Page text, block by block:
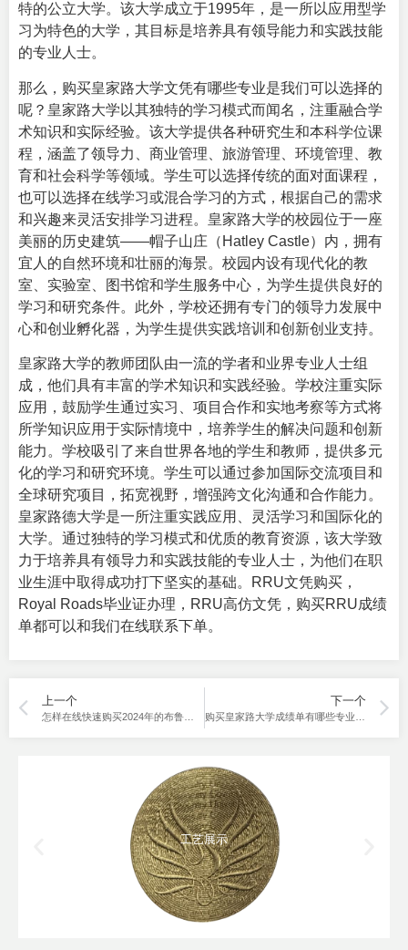
特的公立大学。该大学成立于1995年，是一所以应用型学
习为特色的大学，其目标是培养具有领导能力和实践技能
的专业人士。
那么，购买皇家路大学文凭有哪些专业是我们可以选择的
呢？皇家路大学以其独特的学习模式而闻名，注重融合学
术知识和实际经验。该大学提供各种研究生和本科学位课
程，涵盖了领导力、商业管理、旅游管理、环境管理、教
育和社会科学等领域。学生可以选择传统的面对面课程，
也可以选择在线学习或混合学习的方式，根据自己的需求
和兴趣来灵活安排学习进程。皇家路大学的校园位于一座
美丽的历史建筑——帽子山庄（Hatley Castle）内，拥有
宜人的自然环境和壮丽的海景。校园内设有现代化的教
室、实验室、图书馆和学生服务中心，为学生提供良好的
学习和研究条件。此外，学校还拥有专门的领导力发展中
心和创业孵化器，为学生提供实践培训和创新创业支持。
皇家路大学的教师团队由一流的学者和业界专业人士组
成，他们具有丰富的学术知识和实践经验。学校注重实际
应用，鼓励学生通过实习、项目合作和实地考察等方式将
所学知识应用于实际情境中，培养学生的解决问题和创新
能力。学校吸引了来自世界各地的学生和教师，提供多元
化的学习和研究环境。学生可以通过参加国际交流项目和
全球研究项目，拓宽视野，增强跨文化沟通和合作能力。
皇家路德大学是一所注重实践应用、灵活学习和国际化的
大学。通过独特的学习模式和优质的教育资源，该大学致
力于培养具有领导力和实践技能的专业人士，为他们在职
业生涯中取得成功打下坚实的基础。RRU文凭购买，
Royal Roads毕业证办理，RRU高仿文凭，购买RRU成绩
单都可以和我们在线联系下单。
上一个 下一个
工艺展示